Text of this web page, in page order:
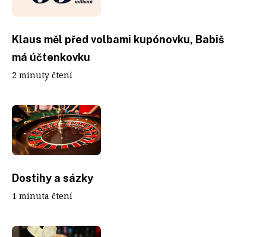
Klaus měl před volbami kupónovku, Babiš
má účtenkovku
2 minuty čtení
Dostihy a sázky
1 minuta čtení